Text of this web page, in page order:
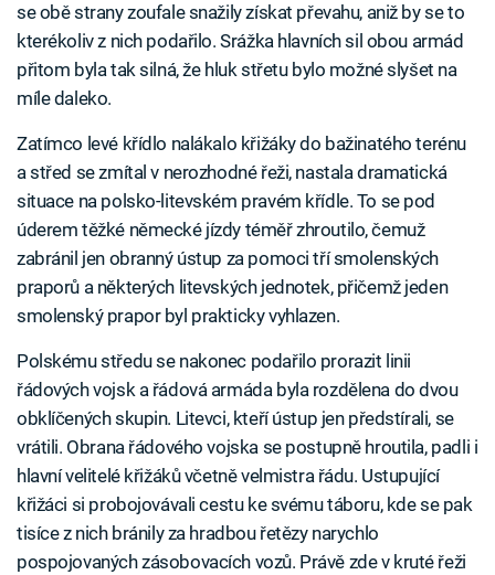
se obě strany zoufale snažily získat převahu, aniž by se to
kterékoliv z nich podařilo. Srážka hlavních sil obou armád
přitom byla tak silná, že hluk střetu bylo možné slyšet na
míle daleko.
Zatímco levé křídlo nalákalo křižáky do bažinatého terénu
a střed se zmítal v nerozhodné řeži, nastala dramatická
situace na polsko-litevském pravém křídle. To se pod
úderem těžké německé jízdy téměř zhroutilo, čemuž
zabránil jen obranný ústup za pomoci tří smolenských
praporů a některých litevských jednotek, přičemž jeden
smolenský prapor byl prakticky vyhlazen.
Polskému středu se nakonec podařilo prorazit linii
řádových vojsk a řádová armáda byla rozdělena do dvou
obklíčených skupin. Litevci, kteří ústup jen předstírali, se
vrátili. Obrana řádového vojska se postupně hroutila, padli i
hlavní velitelé křižáků včetně velmistra řádu. Ustupující
křižáci si probojovávali cestu ke svému táboru, kde se pak
tisíce z nich bránily za hradbou řetězy narychlo
pospojovaných zásobovacích vozů. Právě zde v kruté řeži